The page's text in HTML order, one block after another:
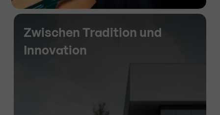
Zwischen Tradition und
Innovation